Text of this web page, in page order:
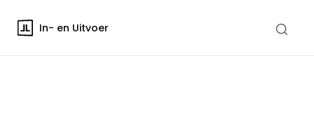
In- en Uitvoer